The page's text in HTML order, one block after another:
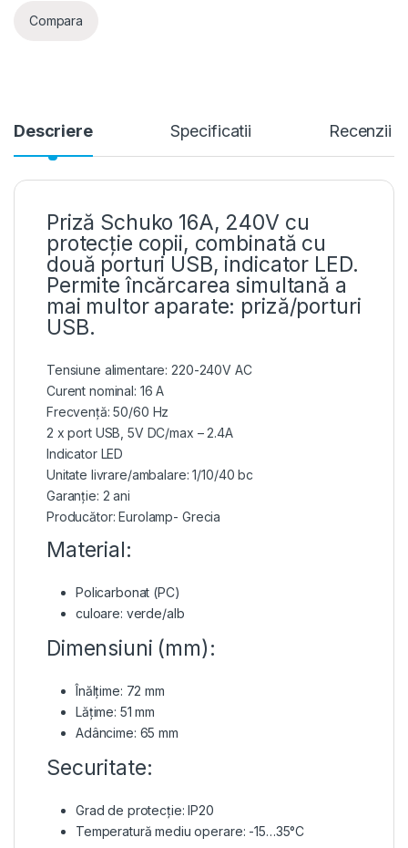
Compara
Descriere Specificatii Recenzii
Priză Schuko 16A, 240V cu
protecție copii, combinată cu
două porturi USB, indicator LED.
Permite încărcarea simultană a
mai multor aparate: priză/porturi
USB.
Tensiune alimentare: 220-240V AC
Curent nominal: 16 A
Frecvență: 50/60 Hz
2 x port USB, 5V DC/max – 2.4A
Indicator LED
Unitate livrare/ambalare: 1/10/40 bc
Garanție: 2 ani
Producător: Eurolamp- Grecia
Material:
Policarbonat (PC)
culoare: verde/alb
Dimensiuni (mm):
Înălțime: 72 mm
Lățime: 51 mm
Adâncime: 65 mm
Securitate:
Grad de protecție: IP20
Temperatură mediu operare: -15…35°C